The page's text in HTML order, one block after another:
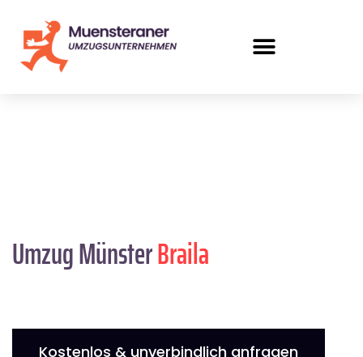
Umzug MünsterBraila
Kostenlos & unverbindlich anfragen